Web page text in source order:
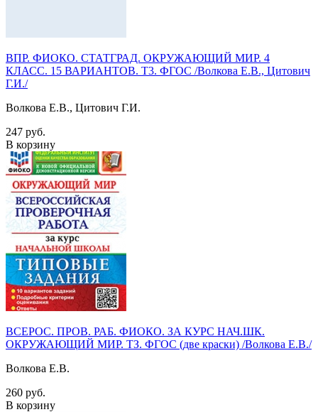
ВПР. ФИОКО. СТАТГРАД. ОКРУЖАЮЩИЙ МИР. 4
КЛАСС. 15 ВАРИАНТОВ. Т3. ФГОС /Волкова Е.В., Цитович
Г.И./
Волкова Е.В., Цитович Г.И.
247 руб.
В корзину
ВСЕРОС. ПРОВ. РАБ. ФИОКО. ЗА КУРС НАЧ.ШК.
ОКРУЖАЮЩИЙ МИР. ТЗ. ФГОС (две краски) /Волкова Е.В./
Волкова Е.В.
260 руб.
В корзину